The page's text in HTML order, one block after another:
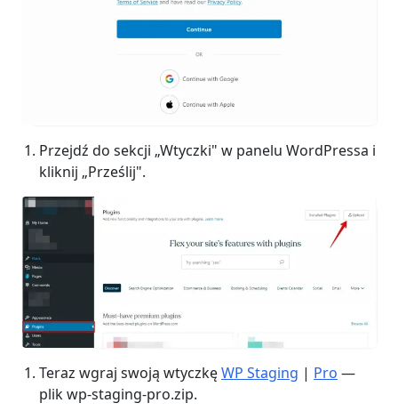
Przejdź do sekcji „Wtyczki" w panelu WordPressa i
kliknij „Prześlij".
Teraz wgraj swoją wtyczkęWP Staging | Pro —
plik wp-staging-pro.zip.